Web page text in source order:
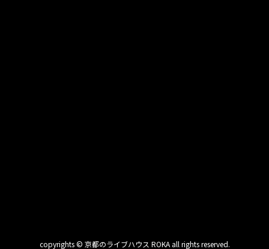
copyrights © 京都のライブハウス ROKA all rights reserved.